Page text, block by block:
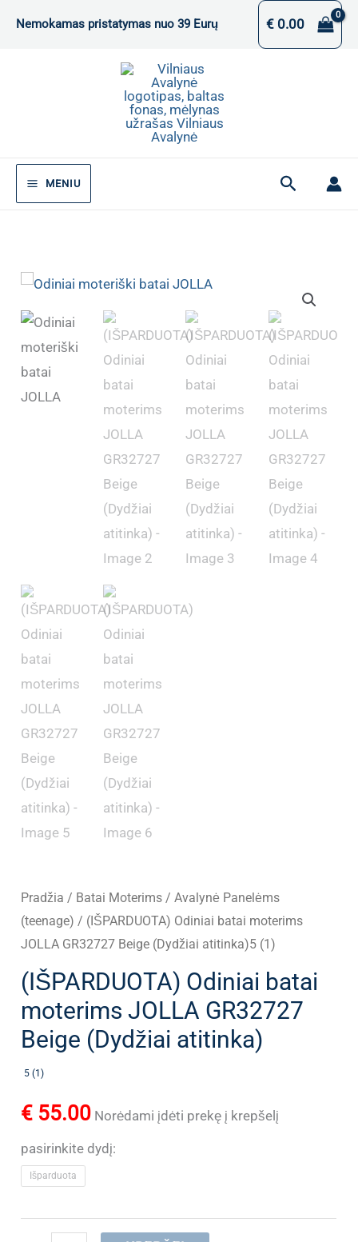
Nemokamas pristatymas nuo 39 Eurų €0.00
MENIU Paieška
Pradžia / Batai Moterims /Avalynė Panelėms
(teenage) / (IŠPARDUOTA) Odiniai batai moterims
JOLLA GR32727 Beige (Dydžiai atitinka)5 (1)
(IŠPARDUOTA) Odiniai batai
moterims JOLLA GR32727
Beige (Dydžiai atitinka)
5 (1)
€ 55.00 Norėdami įdėti prekę į krepšelį
pasirinkite dydį:
Išparduota